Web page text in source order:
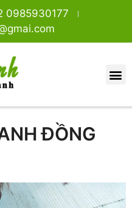
0985930177
ĐỒNG